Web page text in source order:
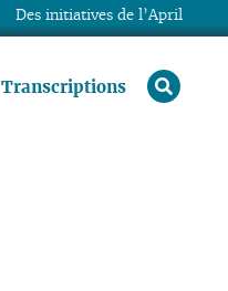
Transcriptions rechercher
Des initiatives de l’April